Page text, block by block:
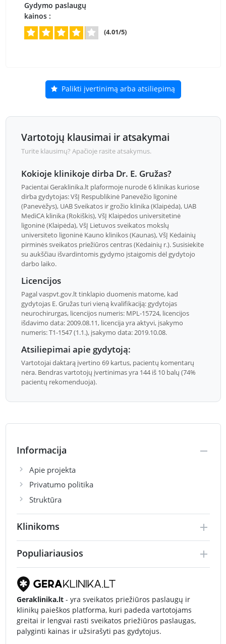
Gydymo paslaugų
kainos :
(4.01/5)
Palikti įvertinimą arba atsiliepimą
Vartotojų klausimai ir atsakymai
Turite klausimų? Apačioje rasite atsakymus.
Kokioje klinikoje dirba Dr. E. Gružas?
Pacientai Geraklinika.lt plaformoje nurodė 6 klinikas kuriose
dirba gydytojas: VšĮ Respublikinė Panevėžio ligoninė
(Panevėžys), UAB Sveikatos ir grožio klinika (Klaipėda), UAB
MediCA klinika (Rokiškis), VšĮ Klaipėdos universitetinė
ligoninė (Klaipėda), VšĮ Lietuvos sveikatos mokslų
universiteto ligoninė Kauno klinikos (Kaunas), VšĮ Kėdainių
pirminės sveikatos priežiūros centras (Kėdainių r.). Susisiekite
su aukščiau išvardintomis gydymo įstaigomis dėl gydytojo
darbo laiko.
Licencijos
Pagal vaspvt.gov.lt tinklapio duomenis matome, kad
gydytojas E. Gružas turi vieną kvalifikaciją: gydytojas
neurochirurgas, licencijos numeris: MPL-15724, licencijos
išdavimo data: 2009.08.11, licencija yra aktyvi, įsakymo
numeris: T1-1547 (1.1.), įsakymo data: 2019.10.08.
Atsiliepimai apie gydytoją:
Vartotojai daktarą įvertino 69 kartus, pacientų komentarų
nėra. Bendras vartotojų įvertinimas yra 144 iš 10 balų (74%
pacientų rekomenduoja).
Informacija
Apie projekta
Privatumo politika
Struktūra
Klinikoms
Populiariausios
Geraklinika.lt- yra sveikatos priežiūros paslaugų ir
klinikų paieškos platforma, kuri padeda vartotojams
greitai ir lengvai rasti sveikatos priežiūros paslaugas,
palyginti kainas ir užsirašyti pas gydytojus.